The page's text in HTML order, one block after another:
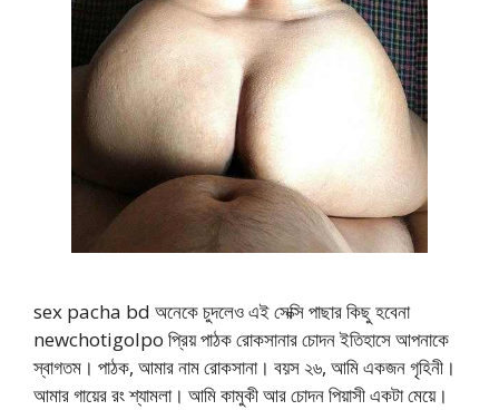
sex pacha bd অনেকে চুদলেও এই সেক্সি পাছার কিছু হবেনা
newchotigolpo প্রিয় পাঠক রোকসানার চোদন ইতিহাসে আপনাকে
স্বাগতম। পাঠক, আমার নাম রোকসানা। বয়স ২৬, আমি একজন গৃহিনী।
আমার গায়ের রং শ্যামলা। আমি কামুকী আর চোদন পিয়াসী একটা মেয়ে।